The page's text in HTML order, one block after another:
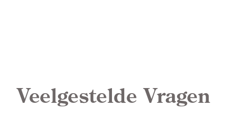
Veelgestelde Vragen